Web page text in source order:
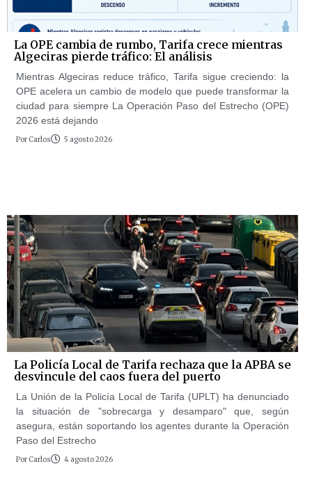
La OPE cambia de rumbo, Tarifa crece mientras
Algeciras pierde tráfico: El análisis
Mientras Algeciras reduce tráfico, Tarifa sigue creciendo: la
OPE acelera un cambio de modelo que puede transformar la
ciudad para siempre La Operación Paso del Estrecho (OPE)
2026 está dejando
Por Carlos 5 agosto 2026
La Policía Local de Tarifa rechaza que la APBA se
desvincule del caos fuera del puerto
La Unión de la Policía Local de Tarifa (UPLT) ha denunciado
la situación de "sobrecarga y desamparo" que, según
asegura, están soportando los agentes durante la Operación
Paso del Estrecho
Por Carlos 4 agosto 2026